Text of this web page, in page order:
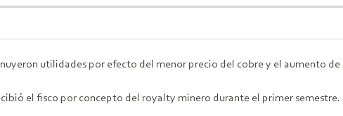
utilidades por efecto del menor precio del cobre y el aumento
el fisco por concepto del royalty minero durante el primer semestre.